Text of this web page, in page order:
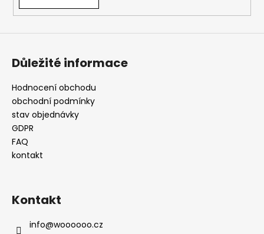
Důležité informace
Hodnocení obchodu
obchodní podmínky
stav objednávky
GDPR
FAQ
kontakt
Kontakt
info@woooooo.cz